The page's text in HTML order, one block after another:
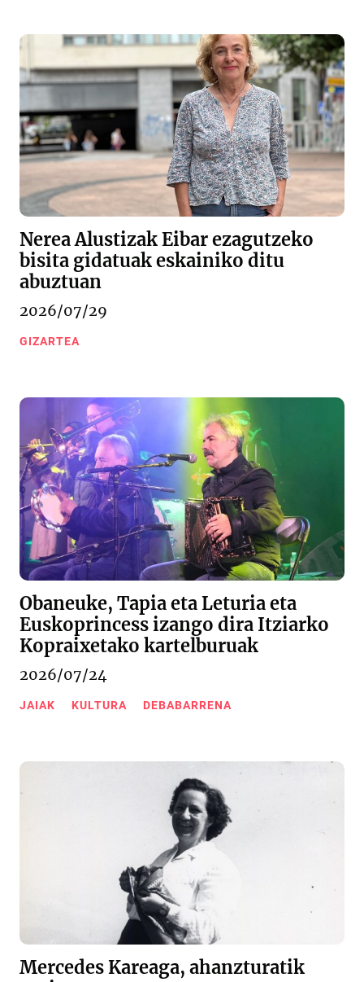
Nerea Alustizak Eibar ezagutzeko
bisita gidatuak eskainiko ditu
abuztuan
2026/07/29
GIZARTEA
Obaneuke, Tapia eta Leturia eta
Euskoprincess izango dira Itziarko
Kopraixetako kartelburuak
2026/07/24
JAIAK KULTURA DEBABARRENA
Mercedes Kareaga, ahanzturatik